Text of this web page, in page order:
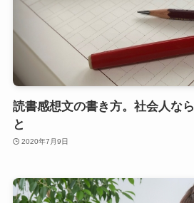
読書感想文の書き方。社会人な
と
2020年7月9日